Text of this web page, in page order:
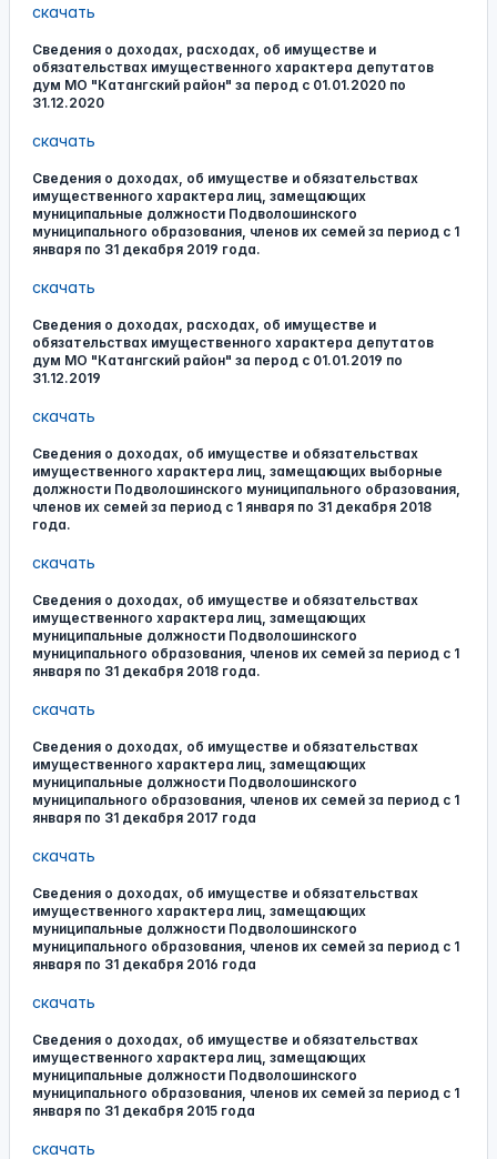
скачать
Сведения о доходах, расходах, об имуществе и
обязательствах имущественного характера депутатов
дум МО "Катангский район" за перод с 01.01.2020 по
31.12.2020
скачать
Сведения о доходах, об имуществе и обязательствах
имущественного характера лиц, замещающих
муниципальные должности Подволошинского
муниципального образования, членов их семей за период с 1
января по 31 декабря 2019 года.
скачать
Сведения о доходах, расходах, об имуществе и
обязательствах имущественного характера депутатов
дум МО "Катангский район" за перод с 01.01.2019 по
31.12.2019
скачать
Сведения о доходах, об имуществе и обязательствах
имущественного характера лиц, замещающих выборные
должности Подволошинского муниципального образования,
членов их семей за период с 1 января по 31 декабря 2018
года.
скачать
Сведения о доходах, об имуществе и обязательствах
имущественного характера лиц, замещающих
муниципальные должности Подволошинского
муниципального образования, членов их семей за период с 1
января по 31 декабря 2018 года.
скачать
Сведения о доходах, об имуществе и обязательствах
имущественного характера лиц, замещающих
муниципальные должности Подволошинского
муниципального образования, членов их семей за период с 1
января по 31 декабря 2017 года
скачать
Сведения о доходах, об имуществе и обязательствах
имущественного характера лиц, замещающих
муниципальные должности Подволошинского
муниципального образования, членов их семей за период с 1
января по 31 декабря 2016 года
скачать
Сведения о доходах, об имуществе и обязательствах
имущественного характера лиц, замещающих
муниципальные должности Подволошинского
муниципального образования, членов их семей за период с 1
января по 31 декабря 2015 года
скачать